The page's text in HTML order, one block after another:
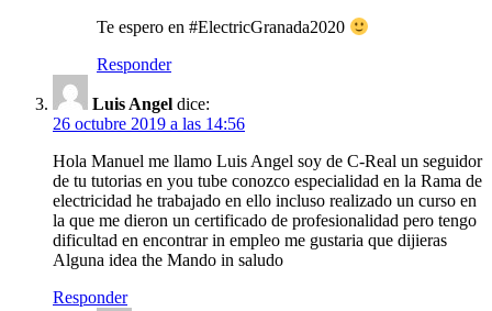
Te espero en #ElectricGranada2020
Responder
Luis Angel dice:
26 octubre 2019 a las 14:56
Hola Manuel me llamo Luis Angel soy de C-Real un seguidor
de tu tutorias en you tube conozco especialidad en la Rama de
electricidad he trabajado en ello incluso realizado un curso en
la que me dieron un certificado de profesionalidad pero tengo
dificultad en encontrar in empleo me gustaria que dijieras
Alguna idea the Mando in saludo
Responder